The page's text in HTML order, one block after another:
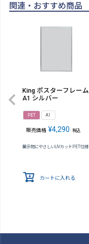
関連・おすすめ商品
King ポスターフレーム
A1 シルバー
PET A1
販売価格 ¥4,290 税込
展示物にやさしいUVカットPET仕様
カートに入れる